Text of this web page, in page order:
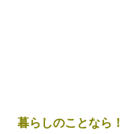
暮らしのことなら！